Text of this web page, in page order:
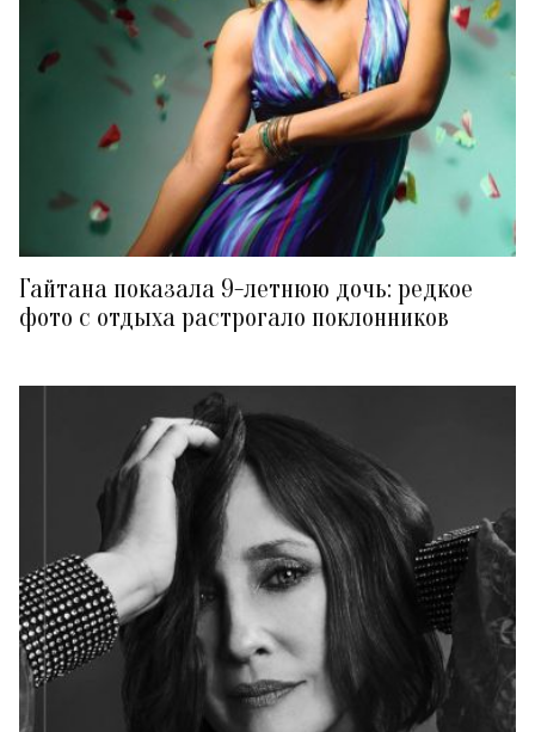
Гайтана показала 9-летнюю дочь: редкое
фото с отдыха растрогало поклонников